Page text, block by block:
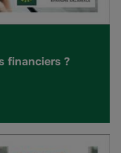
financiers ?